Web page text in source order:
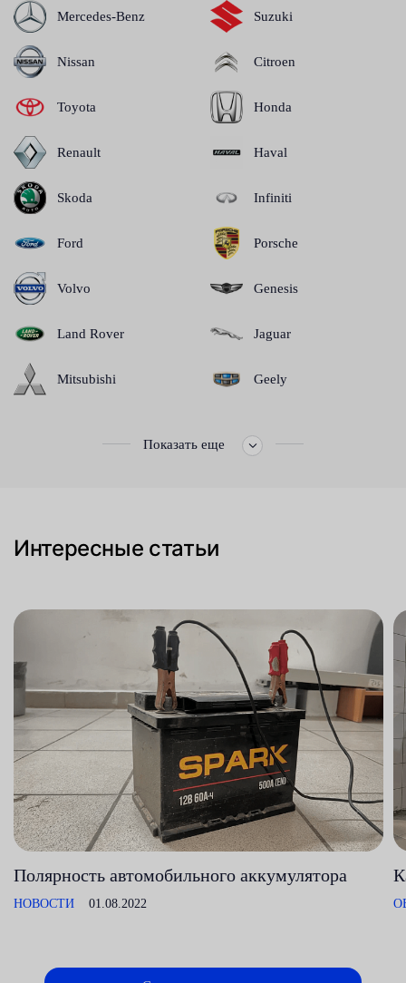
Mercedes-Benz
Nissan
Toyota
Renault
Skoda
Ford
Volvo
Land Rover
Mitsubishi
Suzuki
Citroen
Honda
Haval
Infiniti
Porsche
Genesis
Jaguar
Geely
Показать еще
Интересные статьи
Полярность автомобильного аккумулятора
НОВОСТИ 01.08.2022